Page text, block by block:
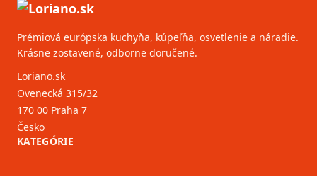
Prémiová európska kuchyňa, kúpeľňa, osvetlenie a náradie.
Krásne zostavené, odborne doručené.
Loriano.sk
Ovenecká 315/32
170 00 Praha 7
Česko
KATEGÓRIE